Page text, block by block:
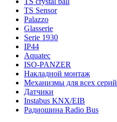
TS Sensor
Palazzo
Glasserie
Serie 1930
IP44
Aquatec
ISO-PANZER
Накладной монтаж
Механизмы для всех серий
Датчики
Instabus KNX/EIB
Радиошина Radio Bus